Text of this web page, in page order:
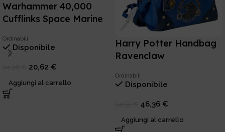
Warhammer 40,000
Cufflinks Space Marine
Ordinabili
Disponibile
20,62 €
Aggiungi al carrello
Harry Potter Handbag
Ravenclaw
Ordinabili
Disponibile
46,36 €
Aggiungi al carrello